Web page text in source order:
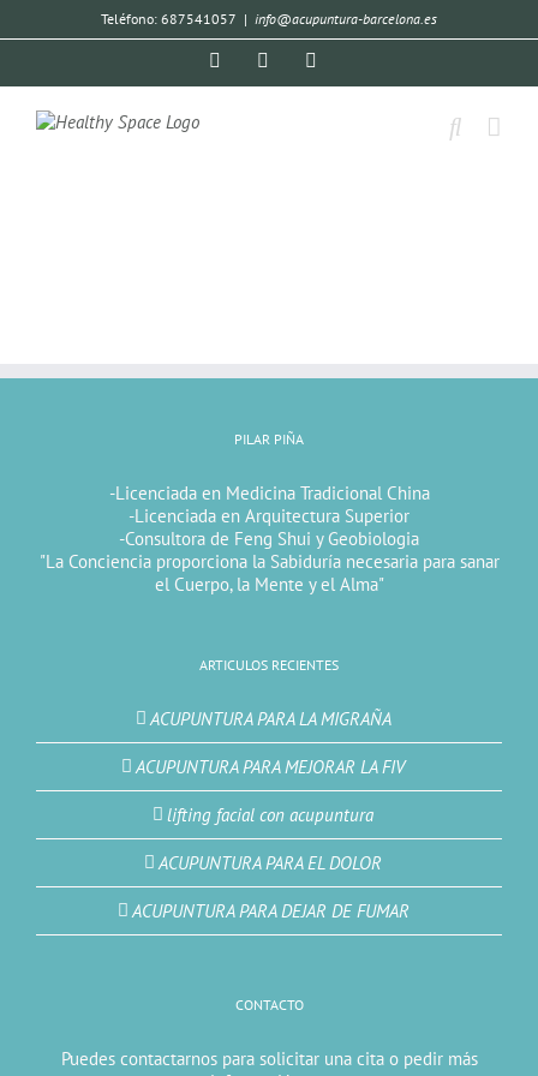
Teléfono: 687541057 | info@acupuntura-barcelona.es
PILAR PIÑA
-Licenciada en Medicina Tradicional China
-Licenciada en Arquitectura Superior
-Consultora de Feng Shui y Geobiologia
"La Conciencia proporciona la Sabiduría necesaria para sanar
el Cuerpo, la Mente y el Alma"
ARTICULOS RECIENTES
ACUPUNTURA PARA LA MIGRAÑA
ACUPUNTURA PARA MEJORAR LA FIV
lifting facial con acupuntura
ACUPUNTURA PARA EL DOLOR
ACUPUNTURA PARA DEJAR DE FUMAR
CONTACTO
Puedes contactarnos para solicitar una cita o pedir más